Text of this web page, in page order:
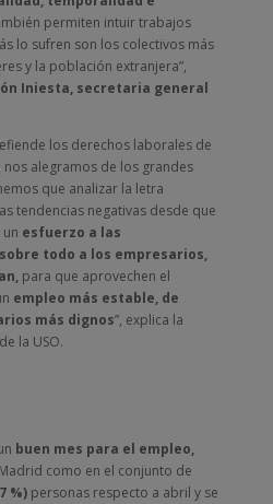
permiten intuir trabajos
lo sufren son los colectivos más
y la población extranjera”,
Iniesta, secretaria general
los derechos laborales de
alegramos de los grandes
que analizar la letra
tendencias negativas desde que
esfuerzo a las
todo a los empresarios,
para que aprovechen el
empleo más estable, de
más dignos”, explica la
la USO.
buen mes para el empleo,
como en el conjunto de
%)personas respecto a abril y se